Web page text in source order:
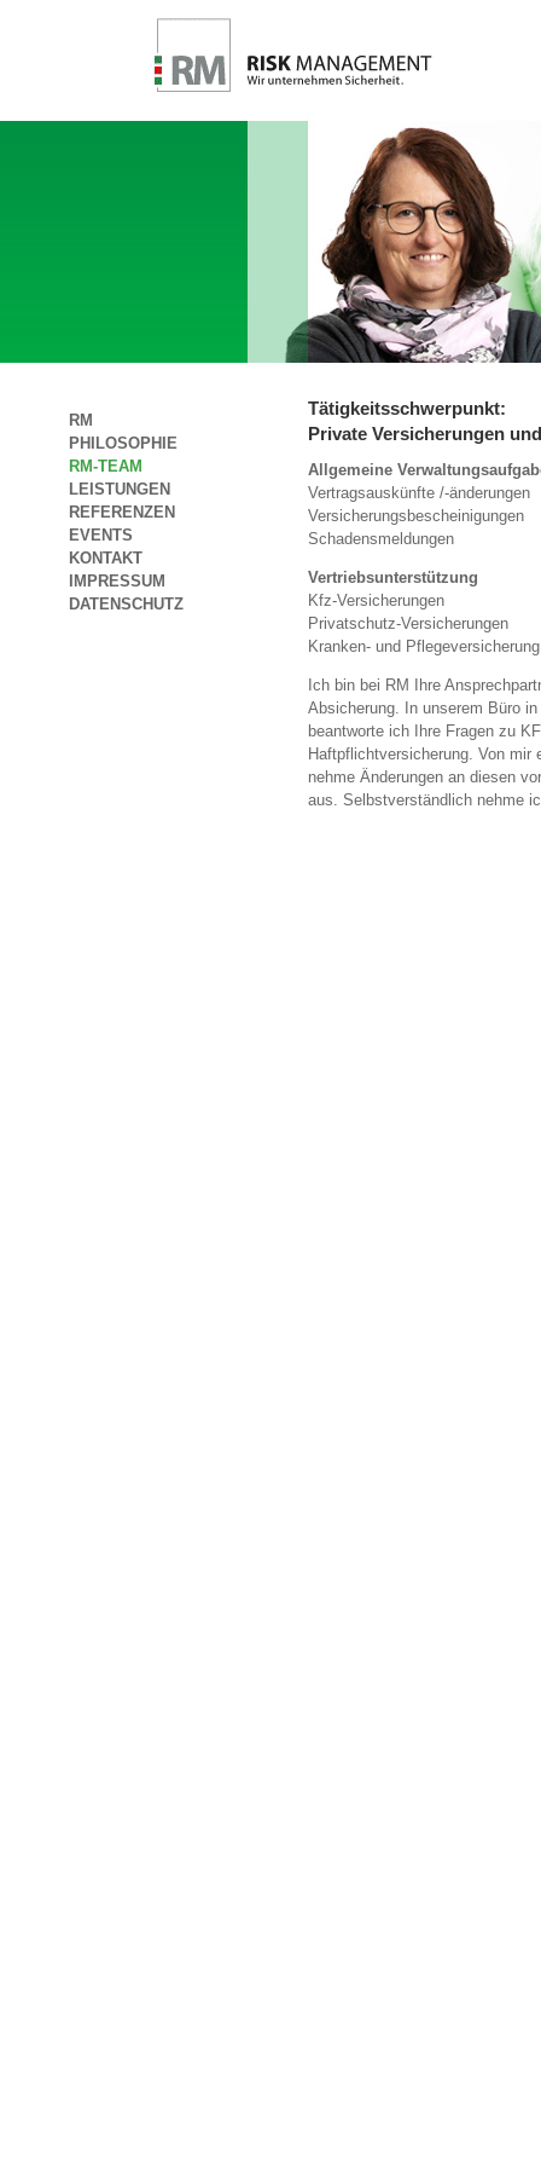
RM
PHILOSOPHIE
RM-TEAM
LEISTUNGEN
REFERENZEN
EVENTS
KONTAKT
IMPRESSUM
DATENSCHUTZ
Tätigkeitsschwerpunkt:
Private Versicherungen
Allgemeine
Vertragsauskünfte /-änderungen
Versicherungsbescheinigungen
Schadensmeldungen
Vertriebsunterstützung
Kfz-Versicherungen
Privatschutz-Versicherungen
Kranken- und Pflegeversicherung
Ich bin bei RM Ihre
Absicherung. In unserem Büro
beantworte ich Ihre Fragen zu
Haftpflichtversicherung. Von mir
nehme Änderungen an diesen
aus. Selbstverständlich nehme